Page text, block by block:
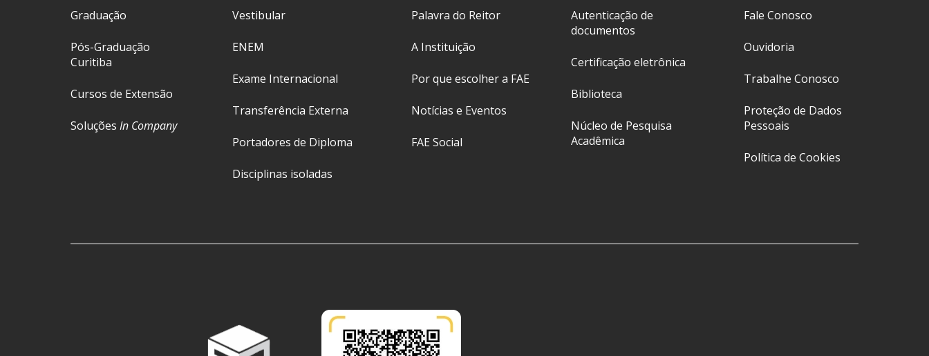
Graduação
Pós-Graduação
Curitiba
Cursos de Extensão
Soluções In Company
Vestibular
ENEM
Exame Internacional
Transferência Externa
Portadores de Diploma
Disciplinas isoladas
Palavra do Reitor
A Instituição
Por que escolher a FAE
Notícias e Eventos
FAE Social
Autenticação de
documentos
Certificação eletrônica
Biblioteca
Núcleo de Pesquisa
Acadêmica
Fale Conosco
Ouvidoria
Trabalhe Conosco
Proteção de Dados
Pessoais
Política de Cookies